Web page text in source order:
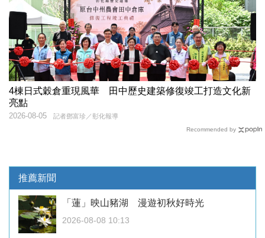
4棟日式穀倉重現風華 田中歷史建築修復竣工打造文化新
亮點
記者鄧富珍／彰化報導
2026-08-05
Recommended by
推薦新聞
「蓮」映山豬湖 漫遊初秋好時光
2026-08-08 10:13